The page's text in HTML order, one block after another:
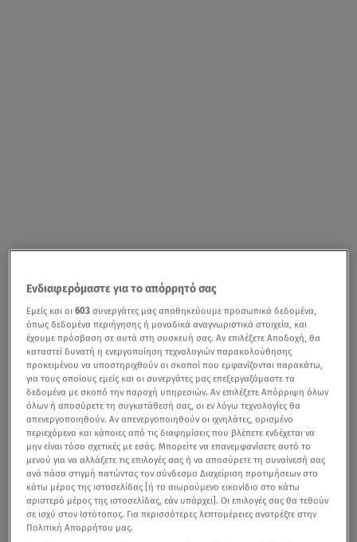
Ενδιαφερόμαστε για το απόρρητό σας
Εμείς και οι603 συνεργάτες μας αποθηκεύουμε προσωπικά δεδομένα,
όπως δεδομένα περιήγησης ή μοναδικά αναγνωριστικά στοιχεία, και
έχουμε πρόσβαση σε αυτά στη συσκευή σας. Αν επιλέξετε Αποδοχή, θα
καταστεί δυνατή η ενεργοποίηση τεχνολογιών παρακολούθησης
προκειμένου να υποστηριχθούν οι σκοποί που εμφανίζονται παρακάτω,
για τους οποίους εμείς και οι συνεργάτες μας επεξεργαζόμαστε τα
δεδομένα με σκοπό την παροχή υπηρεσιών. Αν επιλέξετε Απόρριψη όλων
όλων ή αποσύρετε τη συγκατάθεσή σας, οι εν λόγω τεχνολογίες θα
απενεργοποιηθούν. Αν απενεργοποιηθούν οι ιχνηλάτες, ορισμένο
περιεχόμενο και κάποιες από τις διαφημίσεις που βλέπετε ενδέχεται να
μην είναι τόσο σχετικές με εσάς. Μπορείτε να επανεμφανίσετε αυτό το
μενού για να αλλάξετε τις επιλογές σας ή να αποσύρετε τη συναίνεσή σας
ανά πάσα στιγμή πατώντας τον σύνδεσμο Διαχείριση προτιμήσεων στο
κάτω μέρος της ιστοσελίδας [ή το αιωρούμενο εικονίδιο στο κάτω
αριστερό μέρος της ιστοσελίδας, εάν υπάρχει]. Οι επιλογές σας θα τεθούν
σε ισχύ στον Ιστότοπος. Για περισσότερες λεπτομέρειες ανατρέξτε στην
Πολιτική Απορρήτου μας.